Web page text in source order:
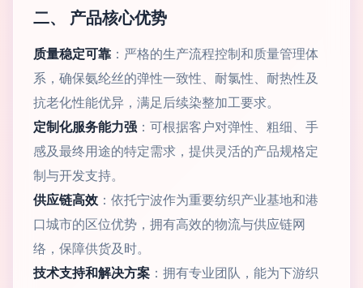
二、 产品核心优势
质量稳定可靠 ：严格的生产流程控制和质量管理体
系，确保氨纶丝的弹性一致性、耐氯性、耐热性及
抗老化性能优异，满足后续染整加工要求。
定制化服务能力强 ：可根据客户对弹性、粗细、手
感及最终用途的特定需求，提供灵活的产品规格定
制与开发支持。
供应链高效 ：依托宁波作为重要纺织产业基地和港
口城市的区位优势，拥有高效的物流与供应链网
络，保障供货及时。
技术支持和解决方案 ：拥有专业团队，能为下游织